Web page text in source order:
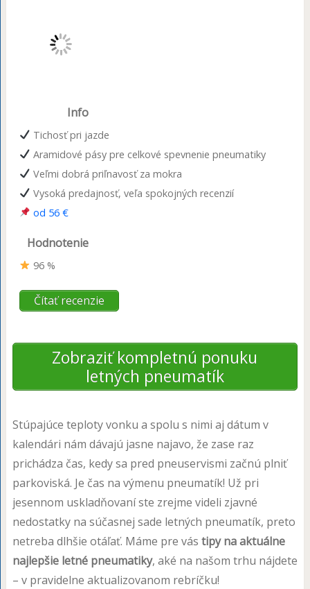
Info
Tichosť pri jazde
Aramidové pásy pre celkové spevnenie pneumatiky
Veľmi dobrá priľnavosť za mokra
Vysoká predajnosť, veľa spokojných recenzií
od 56 €
Hodnotenie
96 %
Čítať recenzie
Zobraziť kompletnú ponuku
letných pneumatík
Stúpajúce teploty vonku a spolu s nimi aj dátum v
kalendári nám dávajú jasne najavo, že zase raz
prichádza čas, kedy sa pred pneuservismi začnú plniť
parkoviská. Je čas na výmenu pneumatík! Už pri
jesennom uskladňovaní ste zrejme videli zjavné
nedostatky na súčasnej sade letných pneumatík, preto
netreba dlhšie otáľať. Máme pre vás tipy na aktuálne
najlepšie letné pneumatiky, aké na našom trhu nájdete
– v pravidelne aktualizovanom rebríčku!